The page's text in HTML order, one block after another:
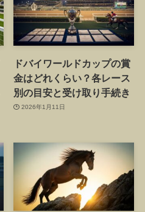
ドバイワールドカップの賞
金はどれくらい？各レース
別の目安と受け取り手続き
2026年1月11日